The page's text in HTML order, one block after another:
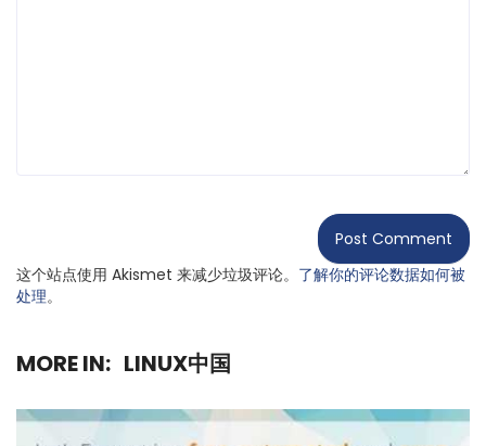
这个站点使用 Akismet 来减少垃圾评论。 了解你的评论数据如何被
处理。
MORE IN: LINUX中国